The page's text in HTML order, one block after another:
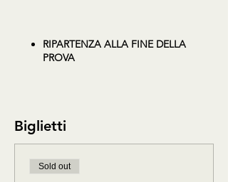
RIPARTENZA ALLA FINE DELLA
PROVA
Biglietti
Sold out